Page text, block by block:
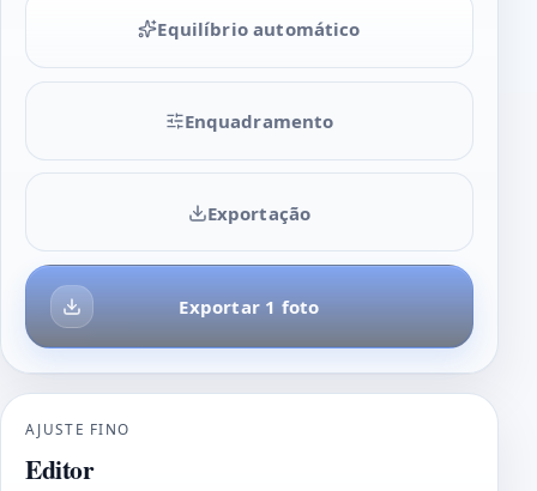
Equilíbrio automático
Enquadramento
Exportar 1 foto
Exportação
AJUSTE FINO
Editor